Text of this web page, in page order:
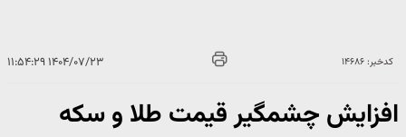
کدخبر: ۱۴۶۸۶ ۱۴۰۴/۰۷/۲۳ ۱۱:۵۴:۲۹
افزایش چشمگیر قیمت طلا و سکه